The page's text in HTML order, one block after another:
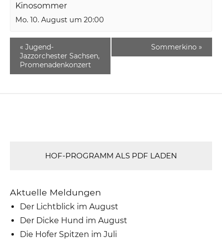
Kinosommer
Mo. 10. August um 20:00
« Jugend-
Jazzorchester Sachsen,
Promenadenkonzert
Sommerkino »
HOF-PROGRAMM ALS PDF LADEN
Aktuelle Meldungen
Der Lichtblick im August
Der Dicke Hund im August
Die Hofer Spitzen im Juli